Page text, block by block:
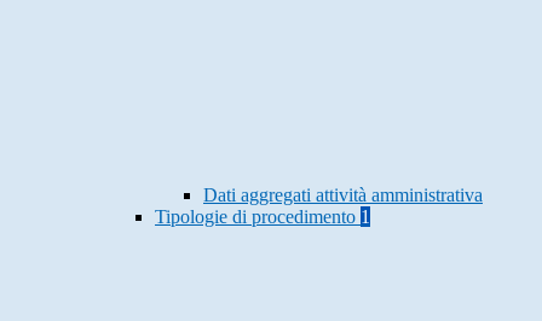
Dati aggregati attività amministrativa
Tipologie di procedimento 1